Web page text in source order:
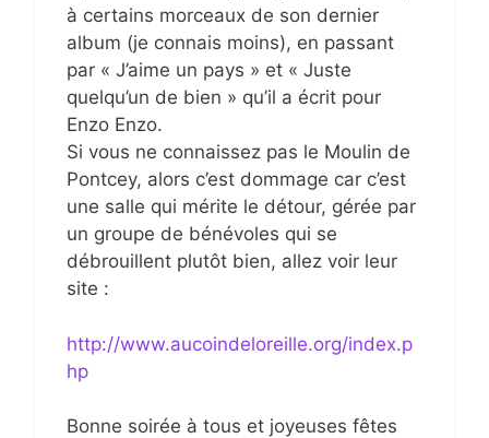
à certains morceaux de son dernier
album (je connais moins), en passant
par « J’aime un pays » et « Juste
quelqu’un de bien » qu’il a écrit pour
Enzo Enzo.
Si vous ne connaissez pas le Moulin de
Pontcey, alors c’est dommage car c’est
une salle qui mérite le détour, gérée par
un groupe de bénévoles qui se
débrouillent plutôt bien, allez voir leur
site :
http://www.aucoindeloreille.org/index.p
hp
Bonne soirée à tous et joyeuses fêtes